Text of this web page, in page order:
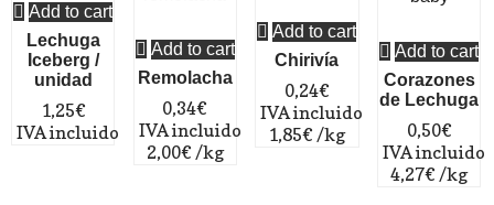
Add to cart
Lechuga
Iceberg /
unidad
1,25€
IVA incluido
Add to cart
Remolacha
0,34€
IVA incluido
2,00€ /kg
Add to cart
Chirivía
0,24€
IVA incluido
1,85€ /kg
Add to cart
Corazones
de Lechuga
0,50€
IVA incluido
4,27€ /kg